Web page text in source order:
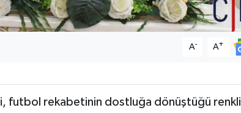
A- A+
futbol rekabetinin dostluğa dönüştüğü renkli